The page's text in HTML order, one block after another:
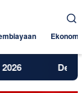
Ekonomi
Dekat